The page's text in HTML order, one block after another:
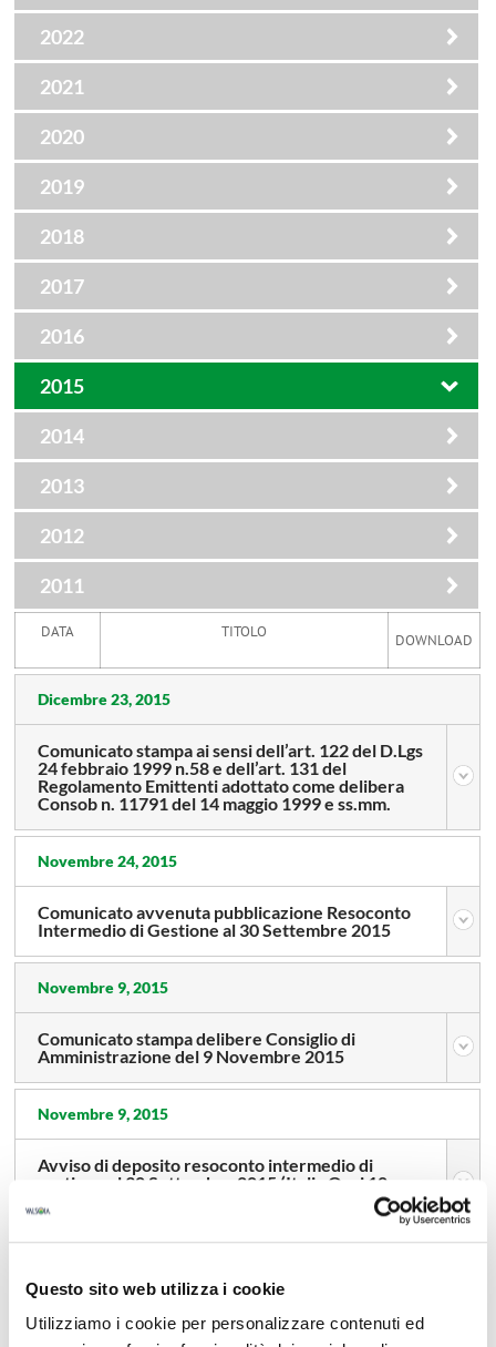
Questo sito web utilizza i cookie
Utilizziamo i cookie per personalizzare contenuti ed
2022
2021
2020
2019
2018
2017
2016
2015
2014
2013
2012
2011
DATA TITOLO DOWNLOAD
Dicembre 23, 2015
Comunicato stampa ai sensi dell’art. 122 del D.Lgs
24 febbraio 1999 n.58 e dell’art. 131 del
Regolamento Emittenti adottato come delibera
Consob n. 11791 del 14 maggio 1999 e ss.mm.
Novembre 24, 2015
Comunicato avvenuta pubblicazione Resoconto
Intermedio di Gestione al 30 Settembre 2015
Novembre 9, 2015
Comunicato stampa delibere Consiglio di
Amministrazione del 9 Novembre 2015
Novembre 9, 2015
Avviso di deposito resoconto intermedio di
gestione al 30 Settembre 2015 (Italia Oggi 10
Amministrazione del 3 Agosto 2015